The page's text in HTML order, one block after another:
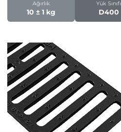
Ağırlık
10 ± 1 kg
Yük Sınıfı
D400